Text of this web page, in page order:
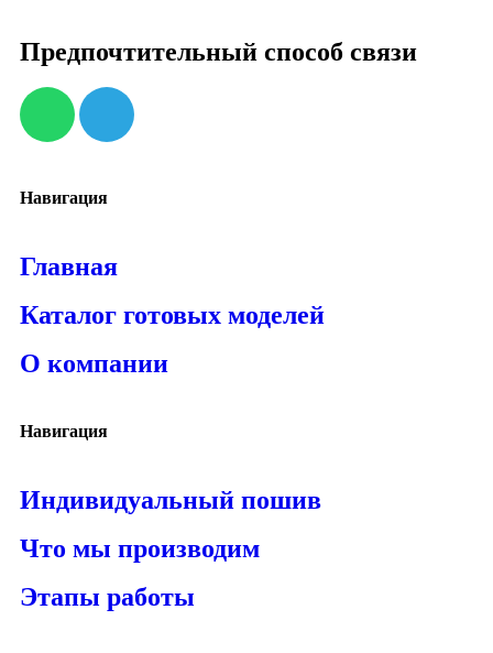
Предпочтительный способ связи
Навигация
Главная
Каталог готовых моделей
О компании
Навигация
Индивидуальный пошив
Что мы производим
Этапы работы